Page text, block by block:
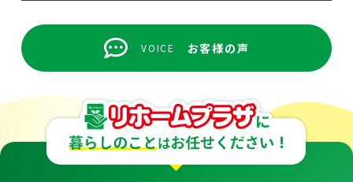
VOICE お客様の声